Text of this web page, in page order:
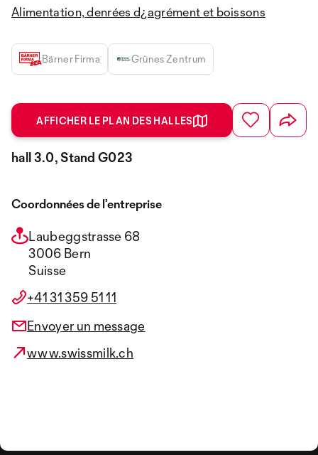
Alimentation, denrées d¿agrément et boissons
Bärner Firma Grünes Zentrum
AFFICHER LE PLAN DES HALLES
hall 3.0, Stand G023
Coordonnées de l’entreprise
Laubeggstrasse 68
3006 Bern
Suisse
+41 31 359 51 11
Envoyer un message
www.swissmilk.ch